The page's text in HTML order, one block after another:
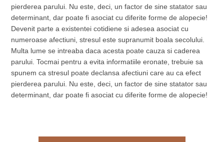
pierderea parului. Nu este, deci, un factor de sine statator sau
determinant, dar poate fi asociat cu diferite forme de alopecie!
Devenit parte a existentei cotidiene si adesea asociat cu
numeroase afectiuni, stresul este supranumit boala secolului.
Multa lume se intreaba daca acesta poate cauza si caderea
parului. Tocmai pentru a evita informatiile eronate, trebuie sa
spunem ca stresul poate declansa afectiuni care au ca efect
pierderea parului. Nu este, deci, un factor de sine statator sau
determinant, dar poate fi asociat cu diferite forme de alopecie!